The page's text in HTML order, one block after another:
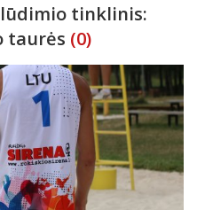
tinklinis:
taurės (0)